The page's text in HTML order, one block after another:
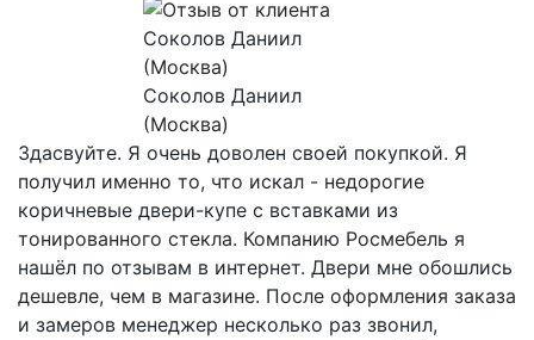
Соколов Даниил
(Москва)
Здасвуйте. Я очень доволен своей покупкой. Я
получил именно то, что искал - недорогие
коричневые двери-купе с вставками из
тонированного стекла. Компанию Росмебель я
нашёл по отзывам в интернет. Двери мне обошлись
дешевле, чем в магазине. После оформления заказа
и замеров менеджер несколько раз звонил,